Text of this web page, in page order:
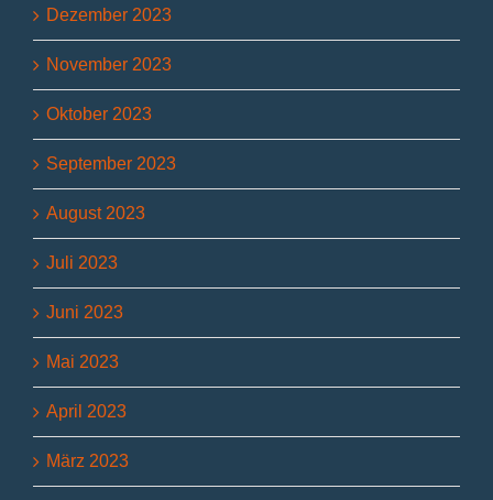
Dezember 2023
November 2023
Oktober 2023
September 2023
August 2023
Juli 2023
Juni 2023
Mai 2023
April 2023
März 2023